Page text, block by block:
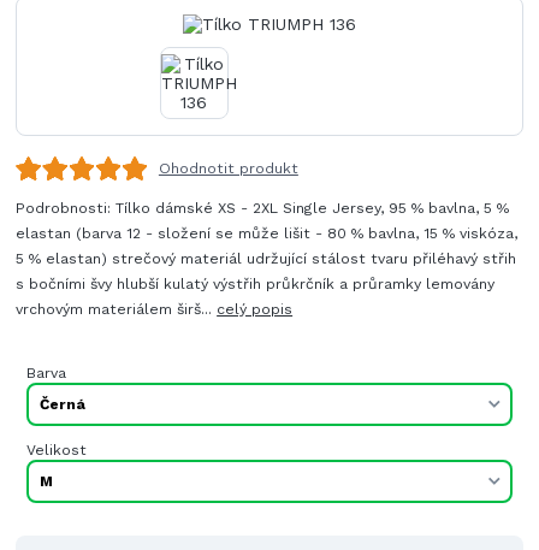
Ohodnotit produkt
Podrobnosti: Tílko dámské XS - 2XL Single Jersey, 95 % bavlna, 5 %
elastan (barva 12 - složení se může lišit - 80 % bavlna, 15 % viskóza,
5 % elastan) strečový materiál udržující stálost tvaru přiléhavý střih
s bočními švy hlubší kulatý výstřih průkrčník a průramky lemovány
vrchovým materiálem širš... celý popis
Barva
Velikost